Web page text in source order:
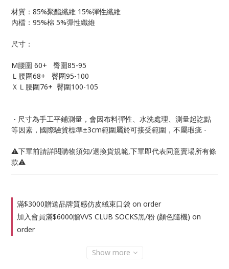
材質：85%聚酯纖維 15%彈性纖維
內檔：95%棉 5%彈性纖維
尺寸：
M腰圍 60+   臀圍85-95
Ｌ腰圍68+   臀圍95-100
ＸＬ腰圍76+  臀圍100-105
等因素，國際驗貨標準±3cm範圍屬於可接受範圍，不屬瑕疵 -
⚠️下單前請詳閱購物須知/退換貨規範,下單即代表同意賣場所有條
款⚠️
滿$3000贈送品牌質感仿皮絨束口袋 on order
加入會員滿$6000贈VVS CLUB SOCKS黑/粉 (顏色隨機) on
order
Show more